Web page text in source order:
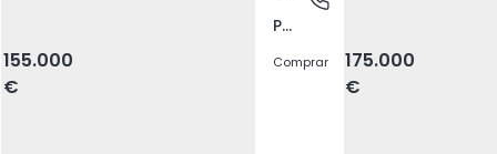
155.000
€
Pego, Abrantes
Comprar
175.000
€